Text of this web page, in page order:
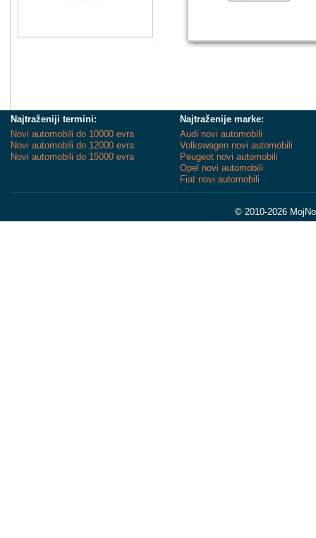
Najtraženiji termini:
Novi automobili do 10000 evra
Novi automobili do 12000 evra
Novi automobili do 15000 evra
Najtraženije marke:
Audi novi automobili
Volkswagen novi automobili
Peugeot novi automobili
Opel novi automobili
Fiat novi automobili
© 2010-2026